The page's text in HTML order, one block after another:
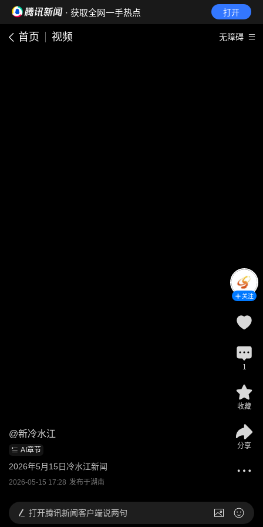
· 获取全网一手热点 打开
首页 视频 无障碍
@新冷水江
AI章节
2026年5月15日冷水江新闻
2026-05-15 17:28 发布于湖南
关注
1
收藏
分享
打开腾讯新闻客户端说两句